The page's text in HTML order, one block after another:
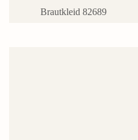
Brautkleid 82689